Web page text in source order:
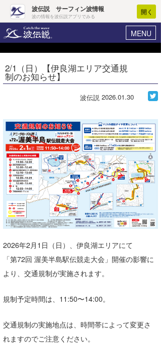
波伝説 サーフィン波情報
波の情報を波伝説アプリでみる
開く
MENU
ヘルプ マイホーム
ログイン
WAVE HUNTER波予想ツール
気象情報
ニュース
サーフィンエリアガイド
会員メニュー
2/1（日）【伊良湖エリア交通規
制のお知らせ】
波伝説 2026.01.30
2026年2月1日（日）、伊良湖エリアにて
「第72回 渥美半島駅伝競走大会」開催の影響に
より、交通規制が実施されます。
規制予定時間は、11:50〜14:00。
交通規制の実施地点は、時間帯によって変更さ
れますのでご注意ください。
Core Surf Japan
アート＆エンタメ
コラム
トラベル
ショップ情報
ショップ情報
千葉北
伊豆
千葉南
四国
ウラナミ
その他
ルール＆How to
VOTE!
サーファーズ